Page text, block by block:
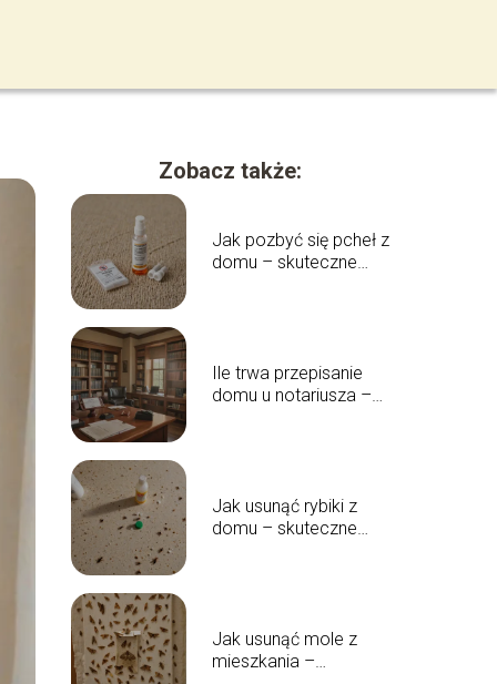
Zobacz także:
Jak pozbyć się pcheł z
domu – skuteczne
Ile trwa przepisanie
domu u notariusza –
Jak usunąć rybiki z
domu – skuteczne
Jak usunąć mole z
mieszkania –